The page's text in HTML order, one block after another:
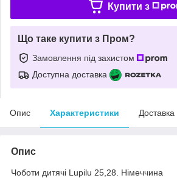
Купити з
Що таке купити з Пром?
Замовлення під захистом
Доступна доставка
Опис Характеристики Доставка
Опис
Чоботи дитячі Lupilu 25,28. Німеччина